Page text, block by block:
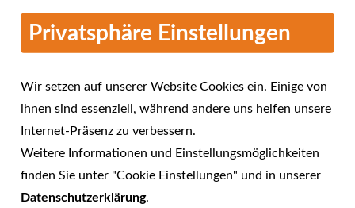
alma KÜCHEN - Wir sind für Sie
erreichbar!
24.04.2021
Privatsphäre Einstellungen
Wir setzen auf unserer Website Cookies ein. Einige von
ihnen sind essenziell, während andere uns helfen unsere
Internet-Präsenz zu verbessern.
Weitere Informationen und Einstellungsmöglichkeiten
finden Sie unter "Cookie Einstellungen" und in unserer
Datenschutzerklärung.